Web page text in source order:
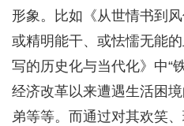
形象。比如《从世情书到
或精明能干、或怯懦无能
写的历史化与当代化》中“
经济改革以来遭遇生活困
弟等等。而通过对其欢笑